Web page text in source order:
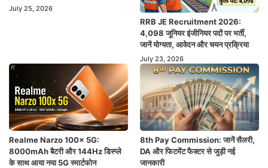
July 25, 2026
RRB JE Recruitment 2026:
4,098 जूनियर इंजीनियर पदों पर भर्ती,
जानें योग्यता, आवेदन और चयन प्रक्रिया
July 23, 2026
Realme Narzo 100x 5G:
8000mAh बैटरी और 144Hz डिस्प्ले
के साथ आया नया 5G स्मार्टफोन
8th Pay Commission: जानें सैलरी,
DA और फिटमेंट फैक्टर से जुड़ी नई
जानकारी